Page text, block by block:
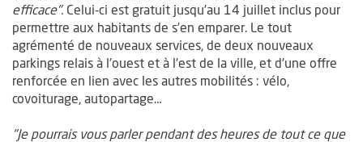
efficace". Celui-ci est gratuit jusqu’au 14 juillet inclus pour
permettre aux habitants de s’en emparer. Le tout
agrémenté de nouveaux services, de deux nouveaux
parkings relais à l’ouest et à l’est de la ville, et d’une offre
renforcée en lien avec les autres mobilités : vélo,
covoiturage, autopartage…
"Je pourrais vous parler pendant des heures de tout ce que